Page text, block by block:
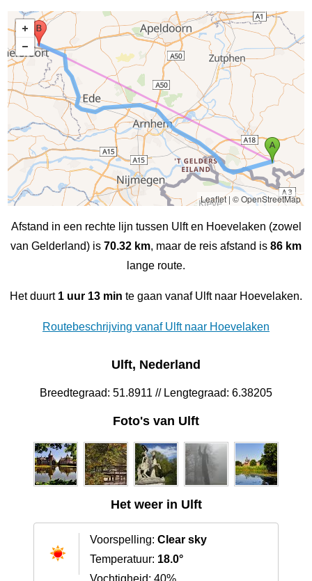
Leaflet| © OpenStreetMap
Afstand in een rechte lijn tussen Ulft en Hoevelaken (zowel
van Gelderland) is 70.32 km, maar de reis afstand is 86 km
lange route.
Het duurt 1 uur 13 min te gaan vanaf Ulft naar Hoevelaken.
Routebeschrijving vanaf Ulft naar Hoevelaken
Ulft, Nederland
Breedtegraad: 51.8911 // Lengtegraad: 6.38205
Foto's van Ulft
Het weer in Ulft
Voorspelling: Clear sky
Temperatuur: 18.0°